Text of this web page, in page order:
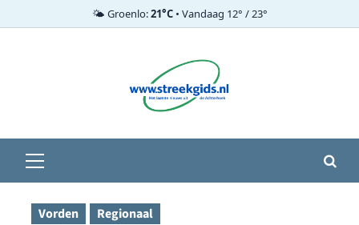
🌤️ Groenlo:21°C• Vandaag 12° / 23°
menu
Vorden Regionaal